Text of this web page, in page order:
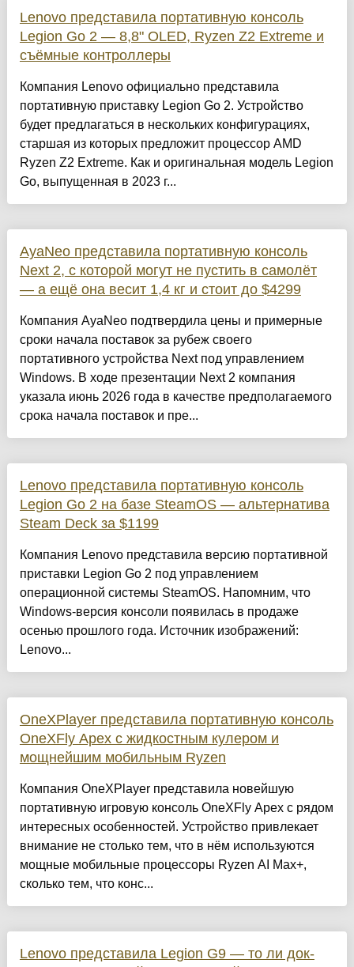
Lenovo представила портативную консоль
Legion Go 2 — 8,8" OLED, Ryzen Z2 Extreme и
съёмные контроллеры
Компания Lenovo официально представила
портативную приставку Legion Go 2. Устройство
будет предлагаться в нескольких конфигурациях,
старшая из которых предложит процессор AMD
Ryzen Z2 Extreme. Как и оригинальная модель Legion
Go, выпущенная в 2023 г...
AyaNeo представила портативную консоль
Next 2, с которой могут не пустить в самолёт
— а ещё она весит 1,4 кг и стоит до $4299
Компания AyaNeo подтвердила цены и примерные
сроки начала поставок за рубеж своего
портативного устройства Next под управлением
Windows. В ходе презентации Next 2 компания
указала июнь 2026 года в качестве предполагаемого
срока начала поставок и пре...
Lenovo представила портативную консоль
Legion Go 2 на базе SteamOS — альтернатива
Steam Deck за $1199
Компания Lenovo представила версию портативной
приставки Legion Go 2 под управлением
операционной системы SteamOS. Напомним, что
Windows-версия консоли появилась в продаже
осенью прошлого года. Источник изображений:
Lenovo...
OneXPlayer представила портативную консоль
OneXFly Apex с жидкостным кулером и
мощнейшим мобильным Ryzen
Компания OneXPlayer представила новейшую
портативную игровую консоль OneXFly Apex с рядом
интересных особенностей. Устройство привлекает
внимание не столько тем, что в нём используются
мощные мобильные процессоры Ryzen AI Max+,
сколько тем, что конс...
Lenovo представила Legion G9 — то ли док-